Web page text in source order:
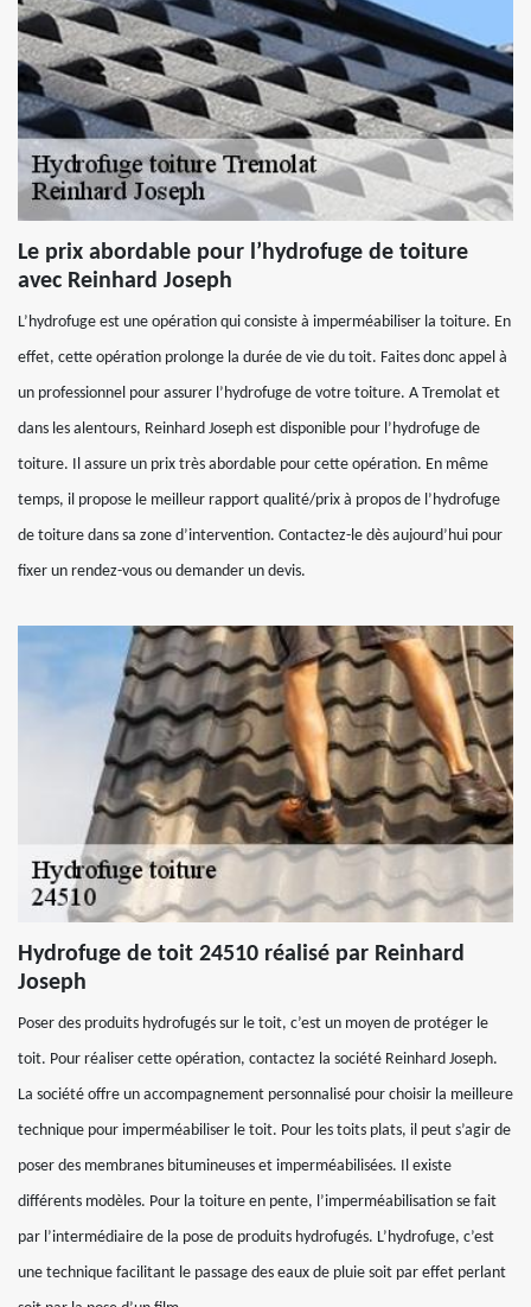
Le prix abordable pour l’hydrofuge de toiture
avec Reinhard Joseph
L’hydrofuge est une opération qui consiste à imperméabiliser la toiture. En
effet, cette opération prolonge la durée de vie du toit. Faites donc appel à
un professionnel pour assurer l’hydrofuge de votre toiture. A Tremolat et
dans les alentours, Reinhard Joseph est disponible pour l’hydrofuge de
toiture. Il assure un prix très abordable pour cette opération. En même
temps, il propose le meilleur rapport qualité/prix à propos de l’hydrofuge
de toiture dans sa zone d’intervention. Contactez-le dès aujourd’hui pour
fixer un rendez-vous ou demander un devis.
Hydrofuge de toit 24510 réalisé par Reinhard
Joseph
Poser des produits hydrofugés sur le toit, c’est un moyen de protéger le
toit. Pour réaliser cette opération, contactez la société Reinhard Joseph.
La société offre un accompagnement personnalisé pour choisir la meilleure
technique pour imperméabiliser le toit. Pour les toits plats, il peut s’agir de
poser des membranes bitumineuses et imperméabilisées. Il existe
différents modèles. Pour la toiture en pente, l’imperméabilisation se fait
par l’intermédiaire de la pose de produits hydrofugés. L’hydrofuge, c’est
une technique facilitant le passage des eaux de pluie soit par effet perlant